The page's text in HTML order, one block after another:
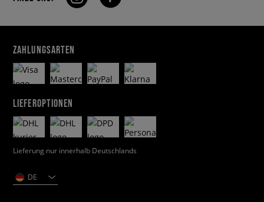
ZAHLUNGSARTEN
LIEFEROPTIONEN
Lieferung nur innerhalb Deutschlands
DE